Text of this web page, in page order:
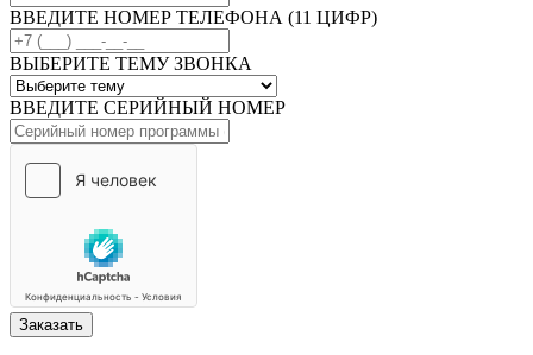
ВВЕДИТЕ НОМЕР ТЕЛЕФОНА (11 ЦИФР)
ВЫБЕРИТЕ ТЕМУ ЗВОНКА
ВВЕДИТЕ СЕРИЙНЫЙ НОМЕР
Заказать